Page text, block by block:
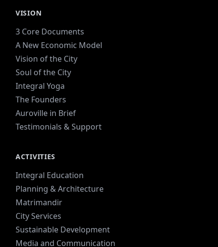
VISION
3 Core Documents
A New Economic Model
Vision of the City
Soul of the City
Integral Yoga
The Founders
Auroville in Brief
Testimonials & Support
ACTIVITIES
Integral Education
Planning & Architecture
Matrimandir
City Services
Sustainable Development
Media and Communication